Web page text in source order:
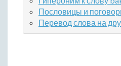
Пословицы и
Перевод слова на